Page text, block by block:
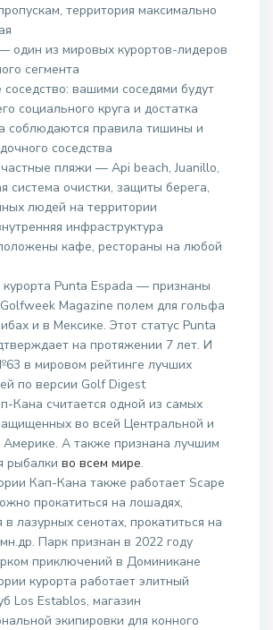
территория максимально
один из мировых курортов-лидеров
сегмента
вашими соседями будут
социального круга и достатка
соблюдаются правила тишины и
соседства
пляжи — Api beach, Juanillo,
система очистки, защиты берега,
людей на территории
инфраструктура
кафе, рестораны на любой
курорта Punta Espada — признаны
Magazine полем для гольфа
и в Мексике. Этот статус Punta
на протяжении 7 лет. И
в мировом рейтинге лучших
по версии Golf Digest
Кана считается одной из самых
во всей Центральной и
Америке. А также признана лучшим
рыбалки во всем мире.
Кап-Кана также работает Scape
прокатиться на лошадях,
в лазурных сенотах, прокатиться на
Парк признан в 2022 году
приключений в Доминикане
курорта работает элитный
Los Establos, магазин
экипировки для конного